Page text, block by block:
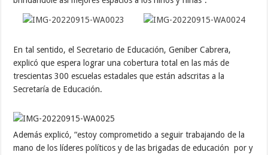
En tal sentido, el Secretario de Educación, Geniber Cabrera,
explicó que espera lograr una cobertura total en las más de
trescientas 300 escuelas estadales que están adscritas a la
Secretaría de Educación.
Además explicó, “estoy comprometido a seguir trabajando de la
mano de los líderes políticos y de las brigadas de educación por y